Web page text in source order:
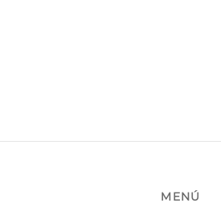
MENÚ